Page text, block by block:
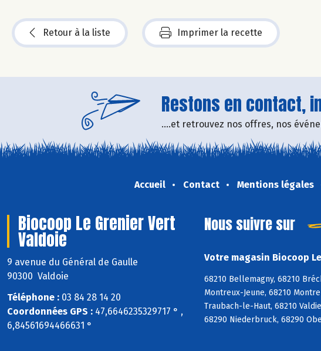
Retour à la liste Imprimer la recette
Restons en contact,
....et retrouvez nos offres, nos
Accueil Contact Mentions légales
Biocoop Le Grenier Vert
Valdoie
9 avenue du Général de Gaulle
90300 Valdoie
Téléphone : 03 84 28 14 20
Coordonnées GPS : 47,6646235329717 ° ,
6,84561694466631 °
Nous suivre sur
Votre magasin Biocoop
68210 Bellemagny, 68210
Montreux-Jeune, 68210
Traubach-le-Haut, 68210
68290 Niederbruck, 68290